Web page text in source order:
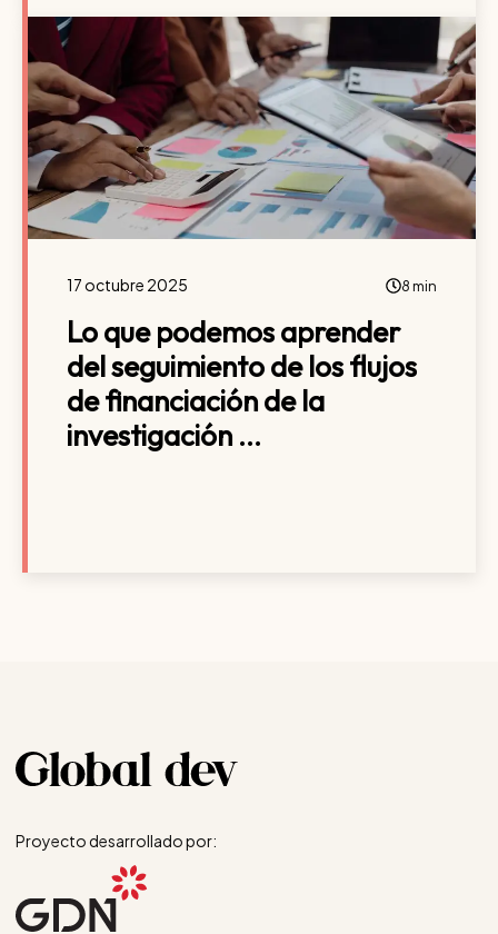
17 octubre 2025 8 min
Lo que podemos aprender
del seguimiento de los flujos
de financiación de la
investigación ...
Proyecto desarrollado por: